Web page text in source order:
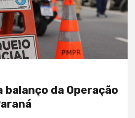
balanço da Operação